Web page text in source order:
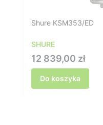
Shure KSM353/ED
SHURE
Cena
12 839,00 zł
Do koszyka